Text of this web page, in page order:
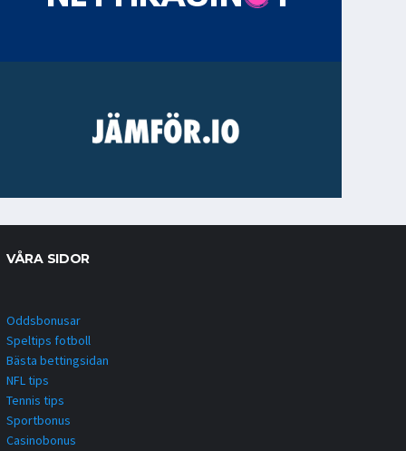
VÅRA SIDOR
Oddsbonusar
Speltips fotboll
Bästa bettingsidan
NFL tips
Tennis tips
Sportbonus
Casinobonus